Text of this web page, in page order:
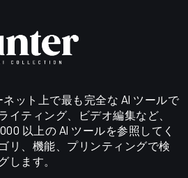
ット上で最も完全な AI ツールで
イティング、ビデオ編集など、
以上の AI ツールを参照してく
リ、機能、プリンティングで検
します。